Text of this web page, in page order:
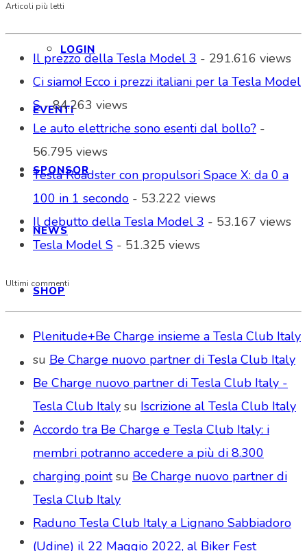
LOGIN
EVENTI
SPONSOR
NEWS
SHOP
Articoli più letti
Il prezzo della Tesla Model 3 - 291.616 views
Ci siamo! Ecco i prezzi italiani per la Tesla Model
S- 84.263 views
Le auto elettriche sono esenti dal bollo? -
56.795 views
Tesla Roadster con propulsori Space X: da 0 a
100 in 1 secondo - 53.222 views
Il debutto della Tesla Model 3 - 53.167 views
Tesla Model S - 51.325 views
Ultimi commenti
Plenitude+Be Charge insieme a Tesla Club Italy
su Be Charge nuovo partner di Tesla Club Italy
Be Charge nuovo partner di Tesla Club Italy -
Tesla Club Italy su Iscrizione al Tesla Club Italy
Accordo tra Be Charge e Tesla Club Italy: i
membri potranno accedere a più di 8.300
charging pointsu Be Charge nuovo partner di
Tesla Club Italy
Raduno Tesla Club Italy a Lignano Sabbiadoro
(Udine) il 22 Maggio 2022, al Biker Fest